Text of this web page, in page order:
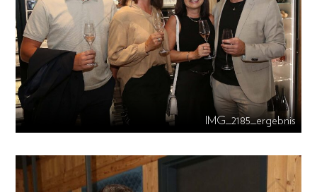
IMG_2185_ergebnis